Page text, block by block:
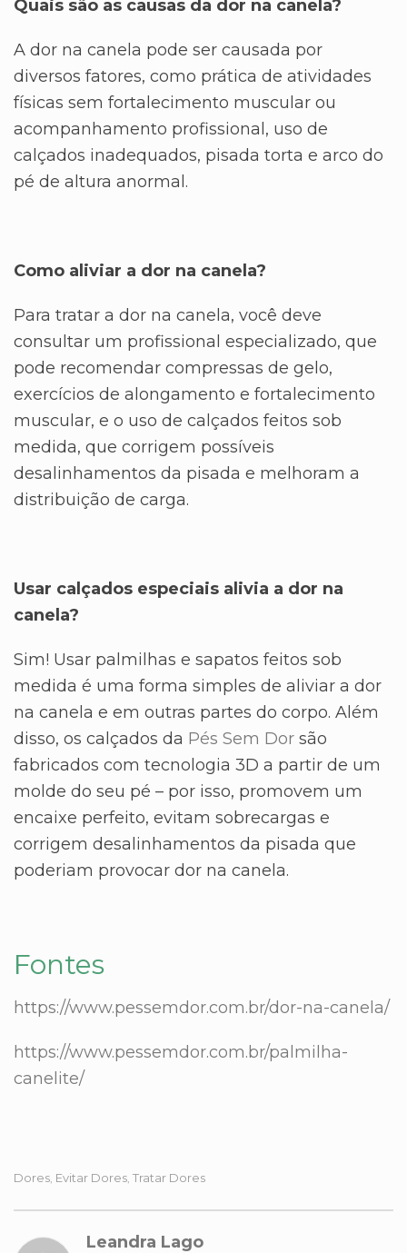
Quais são as causas da dor na canela?
A dor na canela pode ser causada por
diversos fatores, como prática de atividades
físicas sem fortalecimento muscular ou
acompanhamento profissional, uso de
calçados inadequados, pisada torta e arco do
pé de altura anormal.
Como aliviar a dor na canela?
Para tratar a dor na canela, você deve
consultar um profissional especializado, que
pode recomendar compressas de gelo,
exercícios de alongamento e fortalecimento
muscular, e o uso de calçados feitos sob
medida, que corrigem possíveis
desalinhamentos da pisada e melhoram a
distribuição de carga.
Usar calçados especiais alivia a dor na
canela?
Sim! Usar palmilhas e sapatos feitos sob
medida é uma forma simples de aliviar a dor
na canela e em outras partes do corpo. Além
disso, os calçados da Pés Sem Dor são
fabricados com tecnologia 3D a partir de um
molde do seu pé – por isso, promovem um
encaixe perfeito, evitam sobrecargas e
corrigem desalinhamentos da pisada que
poderiam provocar dor na canela.
Fontes
https://www.pessemdor.com.br/dor-na-canela/
https://www.pessemdor.com.br/palmilha-
canelite/
Dores Evitar Dores Tratar Dores
Leandra Lago